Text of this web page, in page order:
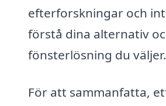
efterforskningar och
förstå dina alternativ
fönsterlösning du väljer.
För att sammanfatta,